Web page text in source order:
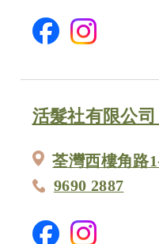
活髮社有限公
荃灣西樓角路
9690 2887